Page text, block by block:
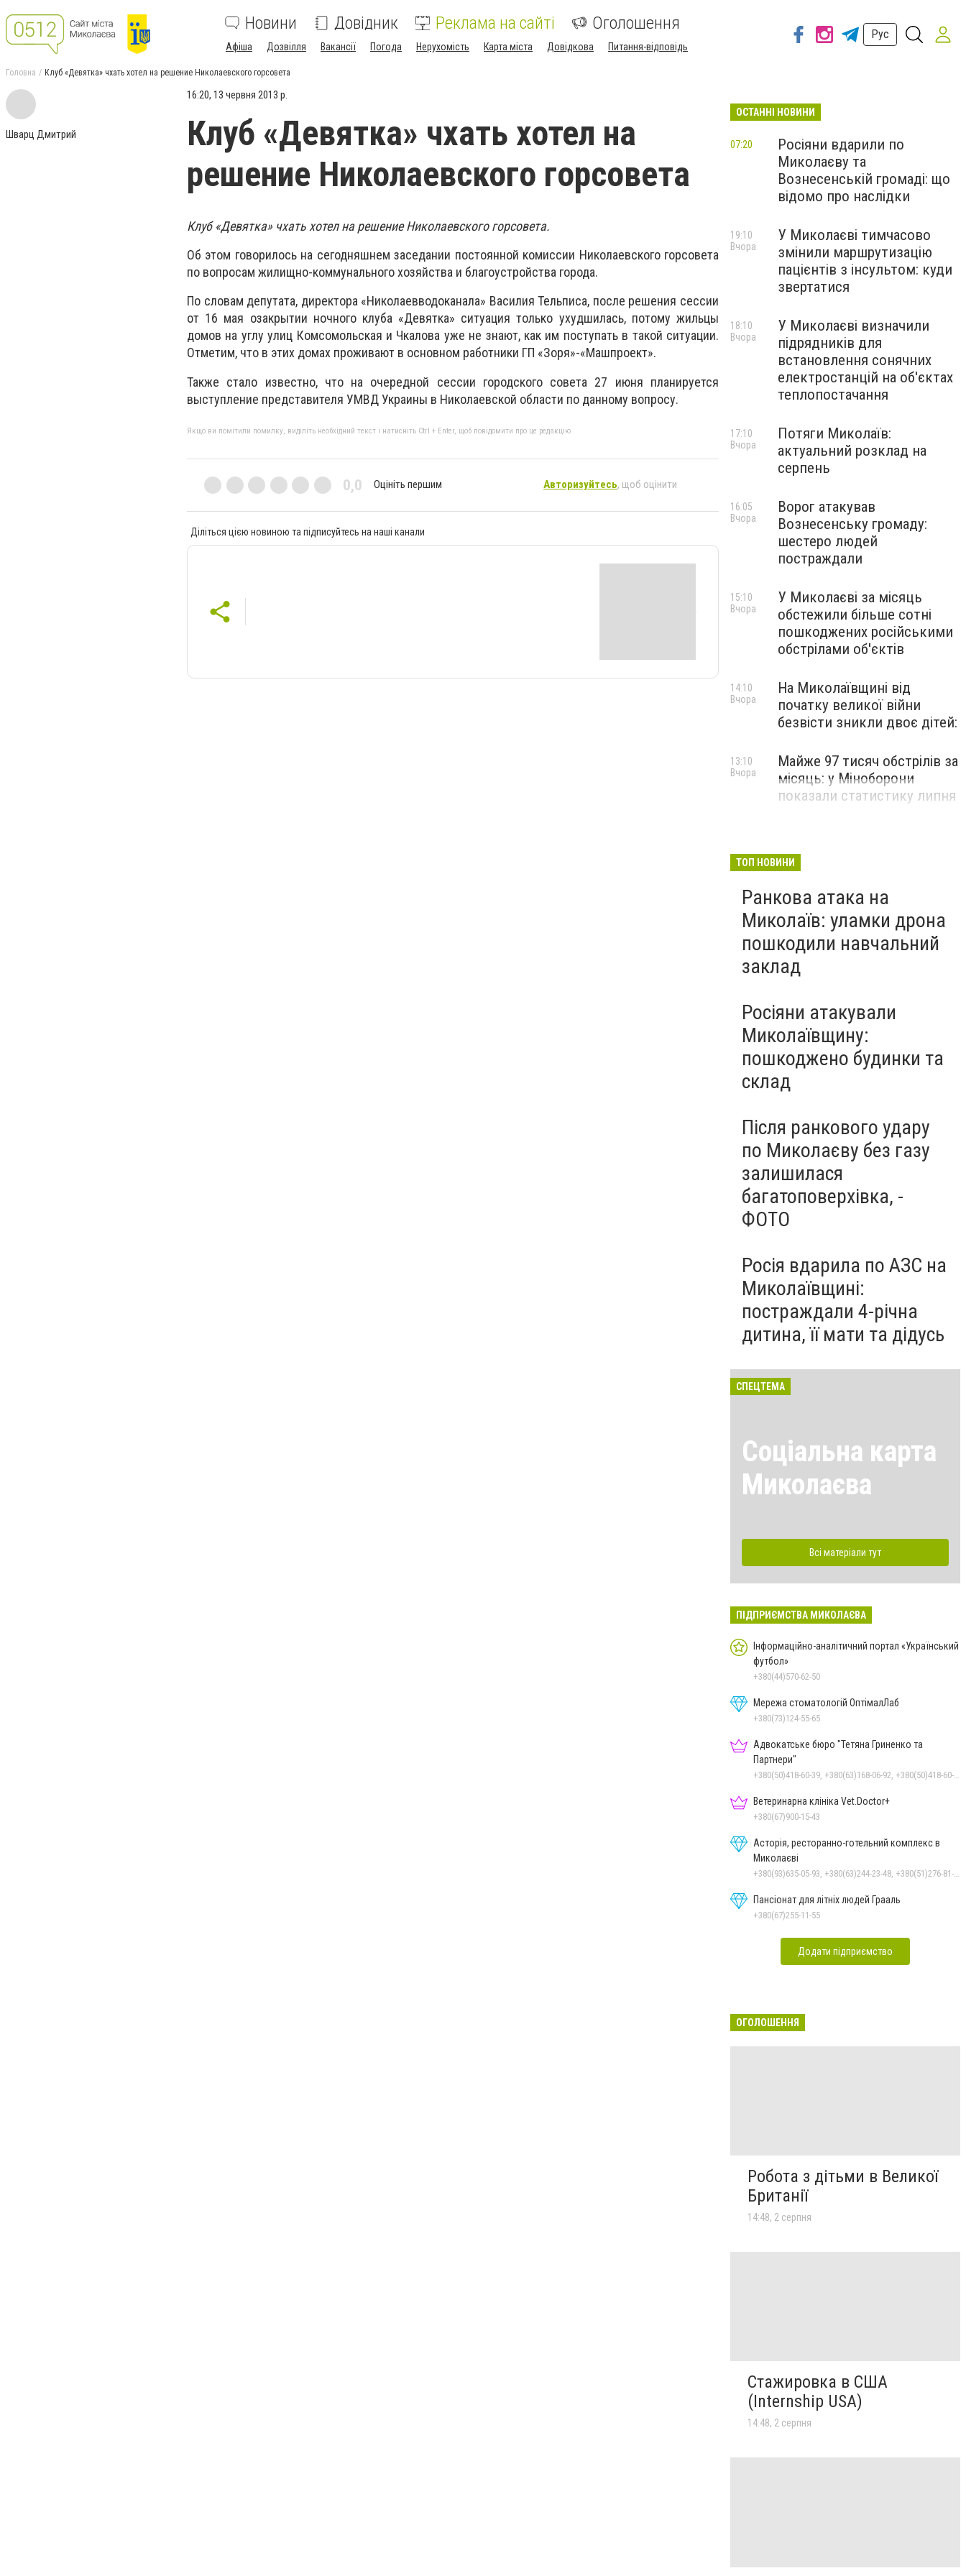
Новини Довідник Реклама на сайті Оголошення
Афіша Дозвілля Вакансії Погода Нерухомість Карта міста Довідкова Питання-відповідь
Рус
Головна Клуб «Девятка» чхать хотел на решение Николаевского горсовета
Шварц Дмитрий
16:20, 13 червня 2013 р.
Клуб «Девятка» чхать хотел на
решение Николаевского горсовета
Клуб «Девятка» чхать хотел на решение Николаевского горсовета.
Об этом говорилось на сегодняшнем заседании постоянной комиссии Николаевского горсовета
по вопросам жилищно-коммунального хозяйства и благоустройства города.
По словам депутата, директора «Николаевводоканала» Василия Тельписа, после решения сессии
от 16 мая озакрытии ночного клуба «Девятка» ситуация только ухудшилась, потому жильцы
домов на углу улиц Комсомольская и Чкалова уже не знают, как им поступать в такой ситуации.
Отметим, что в этих домах проживают в основном работники ГП «Зоря»-«Машпроект».
Также стало известно, что на очередной сессии городского совета 27 июня планируется
выступление представителя УМВД Украины в Николаевской области по данному вопросу.
Якщо ви помітили помилку, виділіть необхідний текст і натисніть Ctrl + Enter, щоб повідомити про це редакцію
0,0 Оцініть першим Авторизуйтесь, щоб оцінити
Діліться цією новиною та підписуйтесь на наші канали
ОСТАННІ НОВИНИ
Росіяни вдарили по
Миколаєву та
Вознесенській громаді: що
відомо про наслідки
07:20
У Миколаєві тимчасово
змінили маршрутизацію
пацієнтів з інсультом: куди
звертатися
19:10
Вчора
У Миколаєві визначили
підрядників для
встановлення сонячних
електростанцій на об'єктах
теплопостачання
18:10
Вчора
Потяги Миколаїв:
актуальний розклад на
серпень
17:10
Вчора
Ворог атакував
Вознесенську громаду:
шестеро людей
постраждали
16:05
Вчора
У Миколаєві за місяць
обстежили більше сотні
пошкоджених російськими
обстрілами об'єктів
15:10
Вчора
На Миколаївщині від
початку великої війни
безвісти зникли двоє дітей:
14:10
Вчора
Майже 97 тисяч обстрілів за
місяць: у Міноборони
показали статистику липня
13:10
Вчора
ТОП НОВИНИ
Ранкова атака на
Миколаїв: уламки дрона
пошкодили навчальний
заклад
Росіяни атакували
Миколаївщину:
пошкоджено будинки та
склад
Після ранкового удару
по Миколаєву без газу
залишилася
багатоповерхівка, -
ФОТО
Росія вдарила по АЗС на
Миколаївщині:
постраждали 4-річна
дитина, її мати та дідусь
СПЕЦТЕМА
Соціальна карта
Миколаєва
Всі матеріали тут
ПІДПРИЄМСТВА МИКОЛАЄВА
Інформаційно-аналітичний портал «Український
футбол»
+380(44)570-62-50
Мережа стоматологій ОптімалЛаб
+380(73)124-55-65
Адвокатське бюро "Тетяна Гриненко та
Партнери"
Ветеринарна клініка Vet.Doctor+
+380(67)900-15-43
Асторія, ресторанно-готельний комплекс в
Миколаєві
Пансіонат для літніх людей Грааль
+380(67)255-11-55
Додати підприємство
ОГОЛОШЕННЯ
Робота з дітьми в Великої
Британії
14:48, 2 серпня
Стажировка в США
(Internship USA)
14:48, 2 серпня